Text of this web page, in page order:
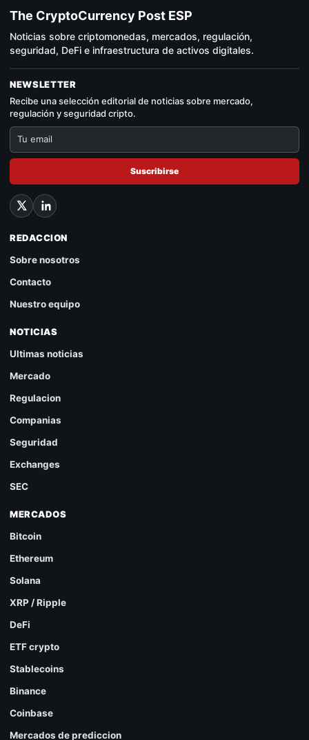
The CryptoCurrency Post ESP
Noticias sobre criptomonedas, mercados, regulación,
seguridad, DeFi e infraestructura de activos digitales.
NEWSLETTER
Recibe una selección editorial de noticias sobre mercado,
regulación y seguridad cripto.
Suscribirse
REDACCION
Sobre nosotros
Contacto
Nuestro equipo
NOTICIAS
Ultimas noticias
Mercado
Regulacion
Companias
Seguridad
Exchanges
SEC
MERCADOS
Bitcoin
Ethereum
Solana
XRP / Ripple
DeFi
ETF crypto
Stablecoins
Binance
Coinbase
Mercados de prediccion